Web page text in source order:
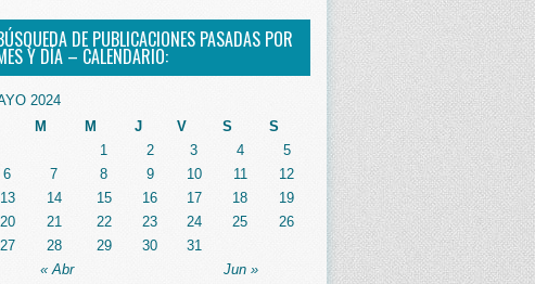
DE PUBLICACIONES PASADAS POR
Y DÍA – CALENDARIO:
2024
M M J V S S
« Abr Jun »
1 2 3 4
5
6
7 8 9 10 11
12
13
14 15 16 17 18
19
20
21 22 23 24 25
26
27
28 29 30 31